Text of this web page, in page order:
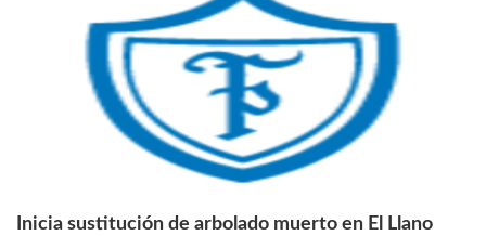
Inicia sustitución de arbolado muerto en El Llano